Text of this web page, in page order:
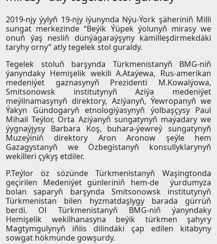
2019-njy ýylyň 19-njy iýunynda Nýu-Ýork şäheriniň Milli
sungat merkezinde “Beýik Ýüpek ýolunyň mirasy we
onuň ýaş nesliň dünýägaraýşyny kämilleşdirmekdäki
taryhy orny” atly tegelek stol guraldy.
Tegelek stoluň barşynda Türkmenistanyň BMG-niň
ýanyndaky Hemişelik wekili A.Ataýewa, Rus-amerikan
medeniýet gaznasynyň Prezidenti M.Kowalýowa,
Smitsonowsk institutynyň Aziýa medeniýet
meýilnamasynyň direktory, Aziýanyň, Ýewropanyň we
Ýakyn Gündogaryň etnologiýasynyň ýolbaşçysy Paul
Mihail Teýlor, Orta Aziýanyň sungatynyň maýadary we
ýygnaýjysy Barbara Koş, buhara-ýewreý sungatynyň
Muzeýiniň direktory Aron Aronow şeýle hem
Gazagystanyň we Özbegistanyň konsullyklarynyň
wekilleri çykyş etdiler.
P.Teýlor öz sözünde Türkmenistanyň Waşingtonda
geçirilen Medeniýet günleriniň hem-de ýurdumyza
bolan saparyň barşynda Smitsonowsk institutynyň
Türkmenistan bilen hyzmatdaşlygy barada gürrüň
berdi. Ol Türkmenistanyň BMG-niň ýanyndaky
Hemişelik wekilhanasyna beýik türkmen şahyry
Magtymgulynyň iňlis dilindäki çap edilen kitabyny
sowgat hökmünde gowşurdy.